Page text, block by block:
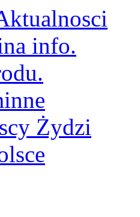
info.
Żydzi